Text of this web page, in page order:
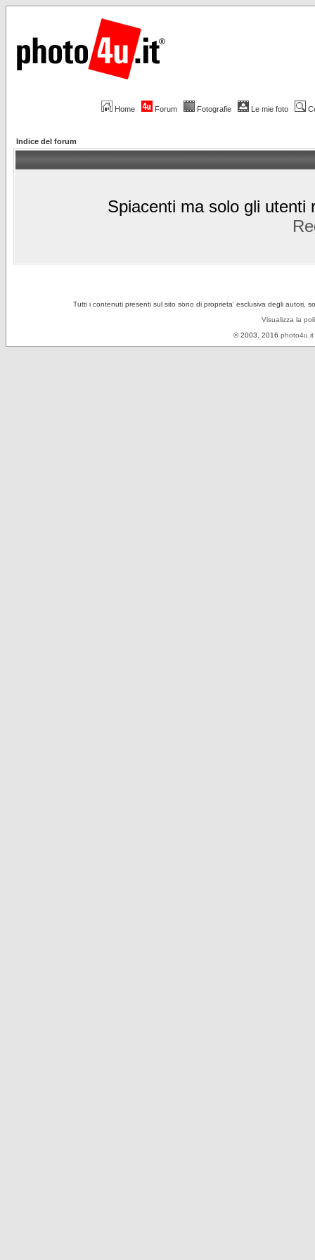
Home Forum Fotografie Le mie foto
Indice del forum
Spiacenti ma solo gli utenti
Tutti i contenuti presenti sul sito sono di proprieta' esclusiva degli autori,
Visualizza la
© 2003, 2016 photo4u.it